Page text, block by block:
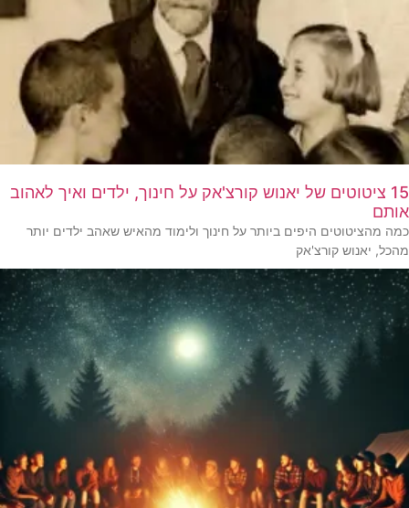
15 ציטוטים של יאנוש קורצ'אק על חינוך, ילדים ואיך לאהוב
אותם
כמה מהציטוטים היפים ביותר על חינוך ולימוד מהאיש שאהב ילדים יותר
מהכל, יאנוש קורצ'אק